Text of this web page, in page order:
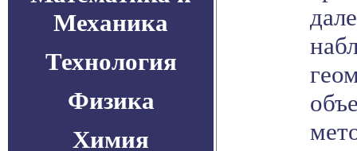
Механика
Технология
Физика
Химия